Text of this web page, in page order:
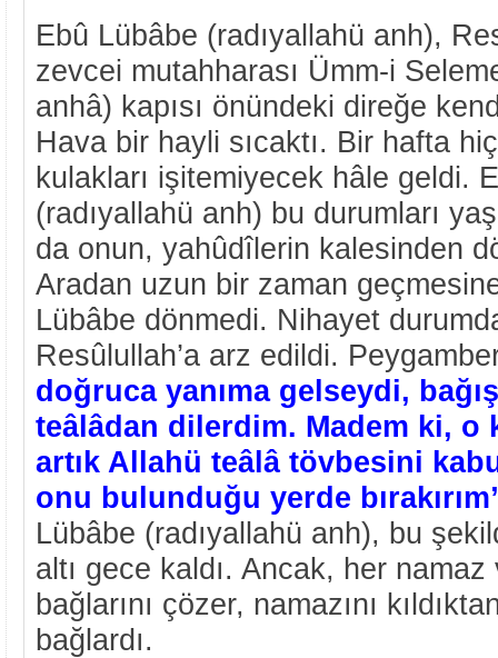
Ebû Lübâbe (radıyallahü anh),
zevcei mutahharası Ümm-i
anhâ) kapısı önündeki direğe
Hava bir hayli sıcaktı. Bir hafta
kulakları işitemiyecek hâle geldi.
(radıyallahü anh) bu durumları
da onun, yahûdîlerin kalesinden
Aradan uzun bir zaman
Lübâbe dönmedi. Nihayet
Resûlullah’a arz edildi.
doğruca yanıma gelseydi,
teâlâdan dilerdim. Madem ki, o
artık Allahü teâlâ tövbesini
onu bulunduğu yerde
Lübâbe (radıyallahü anh), bu
altı gece kaldı. Ancak, her namaz
bağlarını çözer, namazını
bağlardı.